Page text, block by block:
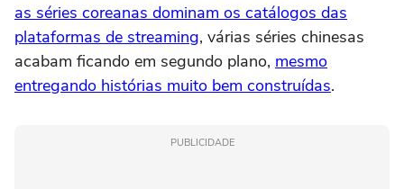
as séries coreanas dominam os catálogos das
plataformas de streaming, várias séries chinesas
acabam ficando em segundo plano, mesmo
entregando histórias muito bem construídas.
PUBLICIDADE